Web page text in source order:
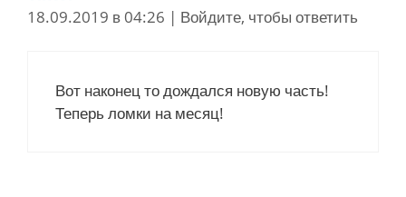
18.09.2019 в 04:26 | Войдите, чтобы ответить
Вот наконец то дождался новую часть!
Теперь ломки на месяц!